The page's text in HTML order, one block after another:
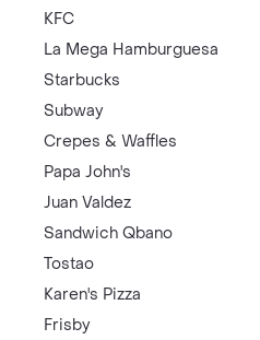
KFC
La Mega Hamburguesa
Starbucks
Subway
Crepes & Waffles
Papa John's
Juan Valdez
Sandwich Qbano
Tostao
Karen's Pizza
Frisby